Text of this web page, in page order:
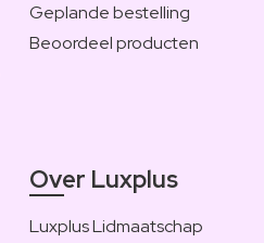
Geplande bestelling
Beoordeel producten
Over Luxplus
Luxplus Lidmaatschap